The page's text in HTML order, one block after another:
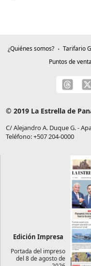
¿Quiénes somos? Tarifario
Puntos de venta
© 2019 La Estrella de
C/ Alejandro A. Duque G. -
Teléfono: +507 204-0000
Edición Impresa
Portada del impreso
del 8 de agosto de